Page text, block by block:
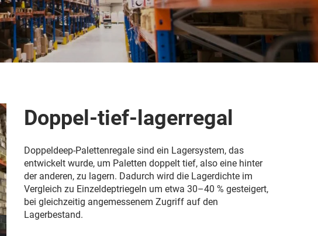
Doppel-tief-lagerregal
Doppeldeep-Palettenregale sind ein Lagersystem, das
entwickelt wurde, um Paletten doppelt tief, also eine hinter
der anderen, zu lagern. Dadurch wird die Lagerdichte im
Vergleich zu Einzeldeptriegeln um etwa 30–40 % gesteigert,
bei gleichzeitig angemessenem Zugriff auf den
Lagerbestand.